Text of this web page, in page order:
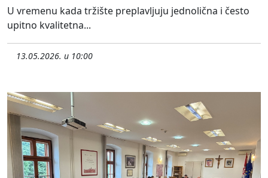
U vremenu kada tržište preplavljuju jednolična i često
upitno kvalitetna...
13.05.2026. u 10:00